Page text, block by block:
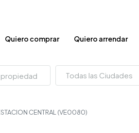
Quiero comprar Quiero arrendar
Todas las Ciudades
CENTRAL (VE0080)